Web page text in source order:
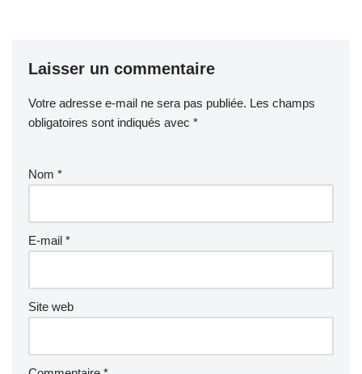
Laisser un commentaire
Votre adresse e-mail ne sera pas publiée. Les champs
obligatoires sont indiqués avec *
Nom *
E-mail *
Site web